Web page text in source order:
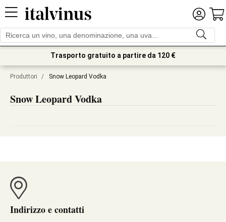
Trasporto gratuito a partire da 120 €
Produttori / Snow Leopard Vodka
Snow Leopard Vodka
Indirizzo e contatti